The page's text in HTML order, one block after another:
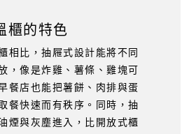
櫃的特色
相比，抽屜式設計能將不同
，像是炸雞、薯條、雞塊可
餐店也能把薯餅、肉排與蛋
餐快速而有秩序。同時，抽
煙與灰塵進入，比開放式櫃